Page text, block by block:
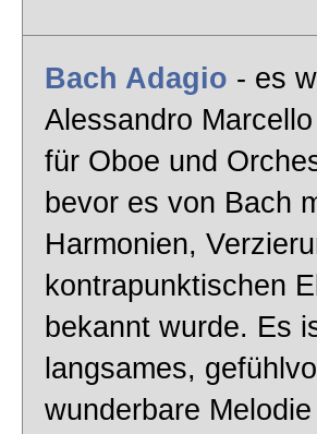
Wiener Klassik
Mozart 40
Spätromantik
Meditation from
Klassik
Ungarischer Tanz
Kammermusik
Eine kleine
Klaviermusik
Bach Adagio - es
Alessandro
für Oboe und
bevor es von Bach
Harmonien,
kontrapunktischen
bekannt wurde. Es
langsames,
wunderbare